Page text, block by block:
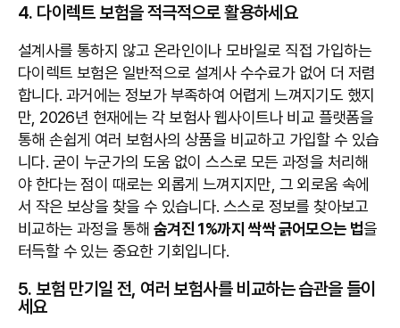
4. 다이렉트 보험을 적극적으로 활용하세요
설계사를 통하지 않고 온라인이나 모바일로 직접 가입하는
다이렉트 보험은 일반적으로 설계사 수수료가 없어 더 저렴
합니다. 과거에는 정보가 부족하여 어렵게 느껴지기도 했지
만, 2026년 현재에는 각 보험사 웹사이트나 비교 플랫폼을
통해 손쉽게 여러 보험사의 상품을 비교하고 가입할 수 있습
니다. 굳이 누군가의 도움 없이 스스로 모든 과정을 처리해
야 한다는 점이 때로는 외롭게 느껴지지만, 그 외로움 속에
서 작은 보상을 찾을 수 있습니다. 스스로 정보를 찾아보고
비교하는 과정을 통해 숨겨진 1%까지 싹싹 긁어모으는 법을
터득할 수 있는 중요한 기회입니다.
5. 보험 만기일 전, 여러 보험사를 비교하는 습관을 들이
세요